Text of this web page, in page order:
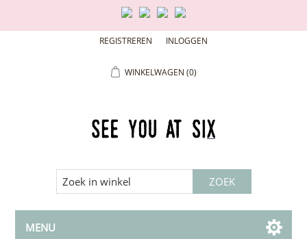
REGISTREREN INLOGGEN
WINKELWAGEN (0)
MENU